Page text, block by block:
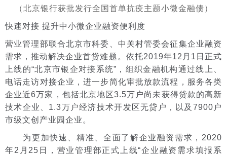
（北京银行获批发行全国首单抗疫主题小微金融债）
快速对接 提升中小微企业融资便利度
营业管理部联合北京市科委、中关村管委会征集企业融资
需求，推动解决企业首贷难题。依托2019年12月1日正式
上线的“北京市银企对接系统”，组织金融机构通过线上、
电话走访对接企业，进一步简化审批放款流程，服务各类
企业近6万家，包括北京地区3.5万户尚未获得贷款的高新
技术企业、1.3万户经济技术开发区无贷户，以及7900户
市级文创产业园企业。
为更加快速、精准、全面了解企业融资需求，2020
年2月25日，营业管理部正式上线“企业融资需求填报系